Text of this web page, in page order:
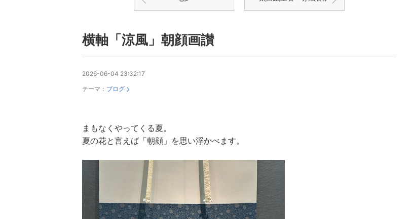
横軸「涼風」朝顔画讃
2026-06-04 23:32:17
テーマ： ブログ
まもなくやってくる夏。
夏の花と言えば「朝顔」を思い浮かべます。